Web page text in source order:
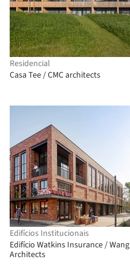
Residencial
Casa Tee / CMC architects
Edifícios Institucionais
Edifício Watkins Insurance / Wang
Architects